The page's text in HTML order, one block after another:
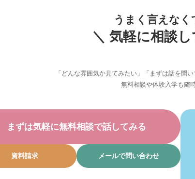
うまく言えなく
＼ 気軽に相談
「どんな雰囲気か見てみたい」「まずは話を聞
無料相談や体験入学も随
まずは気軽に無料相談で話してみる
資料請求 メールで問い合わせ